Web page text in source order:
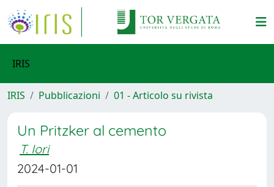
IRIS
IRIS Pubblicazioni 01 - Articolo su rivista
Un Pritzker al cemento
T. Iori
2024-01-01